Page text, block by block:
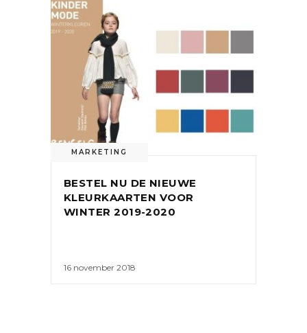
MARKETING
BESTEL NU DE NIEUWE
KLEURKAARTEN VOOR
WINTER 2019-2020
16 november 2018